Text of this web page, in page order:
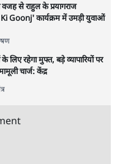
वजह से राहुल के प्रयागराज
Goonj' कार्यक्रम में उमड़ी युवाओं
लिए रहेगा मुफ्त, बड़े व्यापारियों पर
चार्ज: केंद्र